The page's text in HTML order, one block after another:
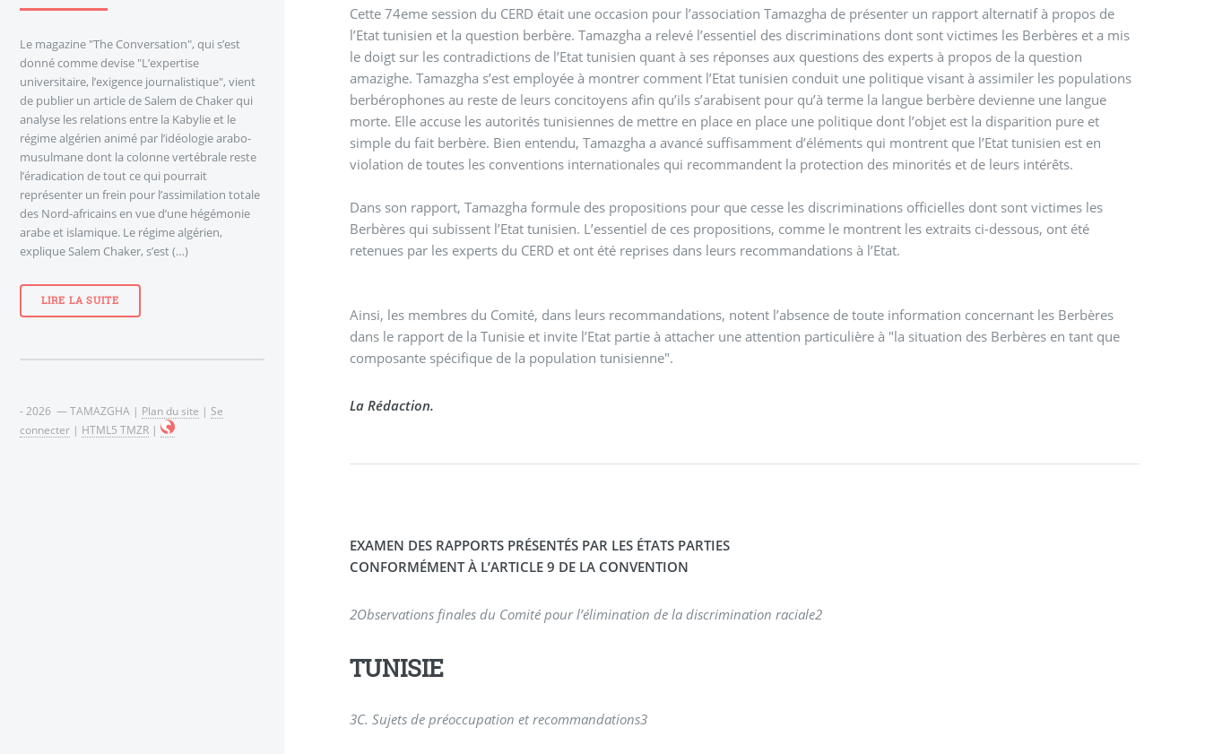
Cette 74eme session du CERD était une occasion pour l’association Tamazgha de présenter un rapport alternatif à propos de
l’Etat tunisien et la question berbère. Tamazgha a relevé l’essentiel des discriminations dont sont victimes les Berbères et a mis
le doigt sur les contradictions de l’Etat tunisien quant à ses réponses aux questions des experts à propos de la question
amazighe. Tamazgha s’est employée à montrer comment l’Etat tunisien conduit une politique visant à assimiler les populations
berbérophones au reste de leurs concitoyens afin qu’ils s’arabisent pour qu’à terme la langue berbère devienne une langue
morte. Elle accuse les autorités tunisiennes de mettre en place en place une politique dont l’objet est la disparition pure et
simple du fait berbère. Bien entendu, Tamazgha a avancé suffisamment d’éléments qui montrent que l’Etat tunisien est en
violation de toutes les conventions internationales qui recommandent la protection des minorités et de leurs intérêts.
Dans son rapport, Tamazgha formule des propositions pour que cesse les discriminations officielles dont sont victimes les
Berbères qui subissent l’Etat tunisien. L’essentiel de ces propositions, comme le montrent les extraits ci-dessous, ont été
retenues par les experts du CERD et ont été reprises dans leurs recommandations à l’Etat.
Ainsi, les membres du Comité, dans leurs recommandations, notent l’absence de toute information concernant les Berbères
dans le rapport de la Tunisie et invite l’Etat partie à attacher une attention particulière à "la situation des Berbères en tant que
composante spécifique de la population tunisienne".
La Rédaction.
EXAMEN DES RAPPORTS PRÉSENTÉS PAR LES ÉTATS PARTIES
CONFORMÉMENT À L’ARTICLE 9 DE LA CONVENTION
2Observations finales du Comité pour l’élimination de la discrimination raciale2
TUNISIE
3 C. Sujets de préoccupation et recommandations3
Le magazine "The Conversation", qui s’est
donné comme devise "L’expertise
universitaire, l’exigence journalistique", vient
de publier un article de Salem de Chaker qui
analyse les relations entre la Kabylie et le
régime algérien animé par l’idéologie arabo-
musulmane dont la colonne vertébrale reste
l’éradication de tout ce qui pourrait
représenter un frein pour l’assimilation totale
des Nord-africains en vue d’une hégémonie
arabe et islamique. Le régime algérien,
explique Salem Chaker, s’est (…)
LIRE LA SUITE
- 2026 — TAMAZGHA | Plan du site | Se
connecter | HTML5 TMZR |